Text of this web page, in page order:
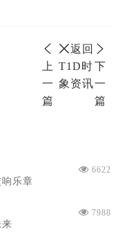
上
一
篇
返回
T1D时
象资讯
下
一
篇
6622
响乐章
7988
来